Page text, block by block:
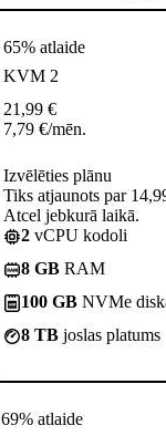
65% atlaide
KVM 2
21,99 €
7,79 €/mēn.
Izvēlēties plānu
Tiks atjaunots par
Atcel jebkurā laikā.
2 vCPU kodoli
8 GB RAM
100 GB NVMe
8 TB joslas platums
69% atlaide